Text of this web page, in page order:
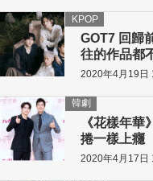
GOT7 回歸
往的作品都
KPOP
2020年4月19日
《花樣年
捲一樣上癮
韓劇
2020年4月17日